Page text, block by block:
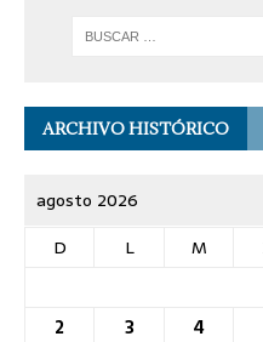
ARCHIVO HISTÓRICO
agosto 2026
D
L M
2
3 4